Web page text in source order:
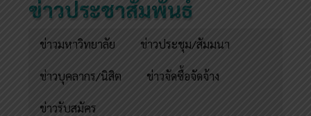
ข่าวประชาสัมพันธ์
ข่าวมหาวิทยาลัย ข่าวประชุม/สัมมนา
ข่าวบุคลากร/นิสิต ข่าวจัดซื้อจัดจ้าง
ข่าวรับสมัคร